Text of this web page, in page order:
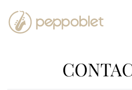
Skip to main content